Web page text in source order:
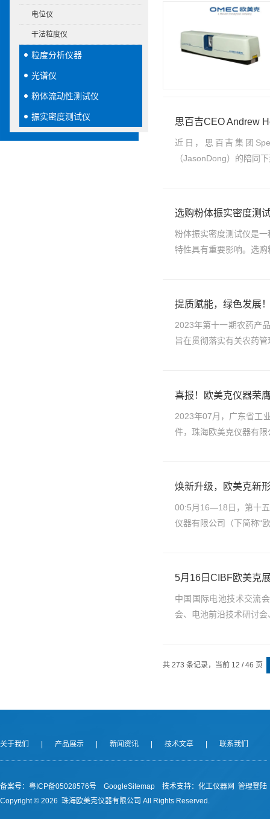
电位仪
干法粒度仪
粒度分析仪器
光谱仪
粉体流动性测试仪
振实密度测试仪 思百吉CEO Andrew
近日，思百吉集团
（JasonDong）的陪同
选购粉体振实密度测
粉体振实密度测试仪是
特性具有重要影响。选
提质赋能，绿色发展
2023年第十一期农药产
旨在贯彻落实有关农药
喜报！欧美克仪器荣
2023年07月，广东省工
件，珠海欧美克仪器有
焕新升级，欧美克新
00:5月16—18日，第十五
仪器有限公司（下简称“
5月16日CIBF欧美克
中国国际电池技术交流
会、电池前沿技术研讨
共 273 条记录，当前 12 / 46 页
关于我们 产品展示 新闻资讯 技术文章 联系我们
备案号： 粤ICP备05028576号 GoogleSitemap 技术支持： 化工仪器网 管理登陆
Copyright © 2026 珠海欧美克仪器有限公司 All Rights Reserved.